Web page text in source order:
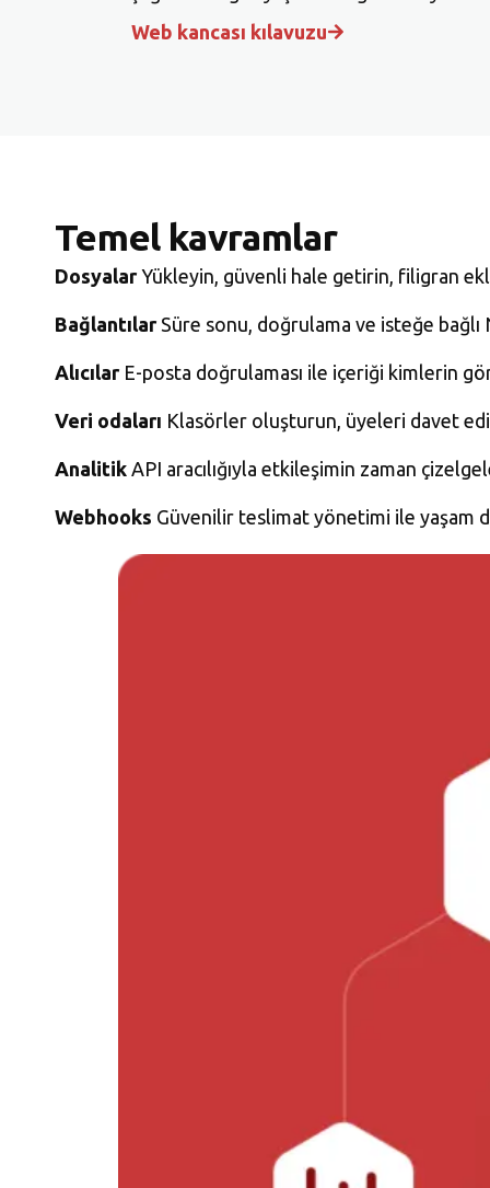
Web kancası kılavuzu
Temel kavramlar
DosyalarYükleyin, güvenli hale getirin, filigran
BağlantılarSüre sonu, doğrulama ve isteğe bağlı
AlıcılarE-posta doğrulaması ile içeriği kimlerin
Veri odaları Klasörler oluşturun, üyeleri davet
Analitik API aracılığıyla etkileşimin zaman
Webhooks Güvenilir teslimat yönetimi ile yaşam